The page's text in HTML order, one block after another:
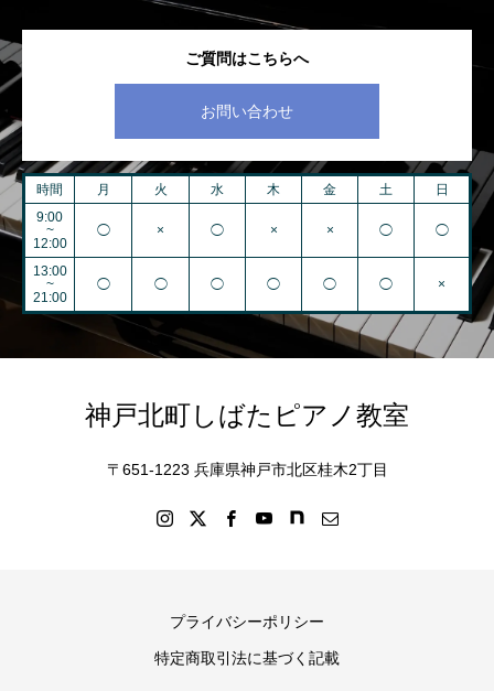
ご質問はこちらへ
お問い合わせ
時間 月 火 水 木 金 土
日
9:00
~
12:00
◯ × ◯ × × ◯ ◯
13:00
~
21:00
◯ ◯ ◯ ◯ ◯ ◯ ×
神戸北町しばたピアノ教室
〒651-1223 兵庫県神戸市北区桂木2丁目
プライバシーポリシー
特定商取引法に基づく記載